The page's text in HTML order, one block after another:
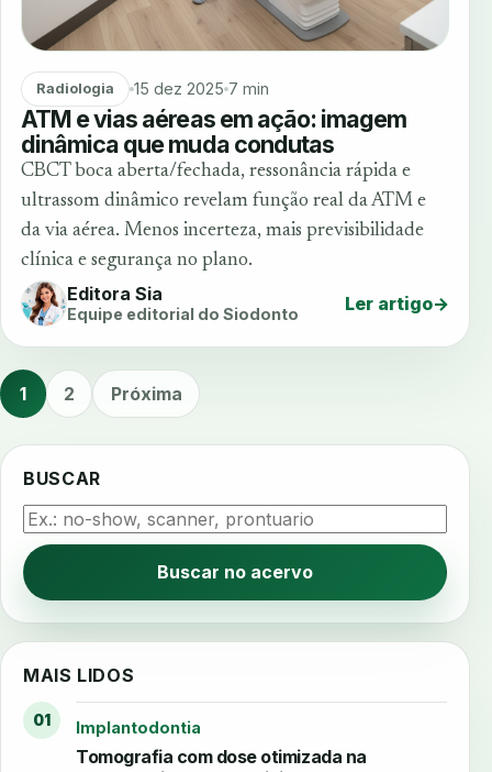
Radiologia 15 dez 2025 7 min
ATM e vias aéreas em ação: imagem
dinâmica que muda condutas
CBCT boca aberta/fechada, ressonância rápida e
ultrassom dinâmico revelam função real da ATM e
da via aérea. Menos incerteza, mais previsibilidade
clínica e segurança no plano.
Editora Sia
Equipe editorial do Siodonto Ler artigo→
1 2 Próxima
BUSCAR
Buscar no acervo
MAIS LIDOS
01 Implantodontia
Tomografia com dose otimizada na